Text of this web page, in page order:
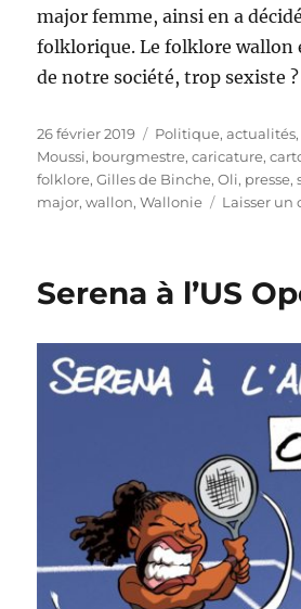
major femme, ainsi en a
folklorique. Le folklore wallon
de notre société, trop sexiste ?
Publié
le
26 février 2019 Catégories
Politique, actualités
Moussi, bourgmestre,caricature,
folklore,Gilles de Binche,Oli, presse,
major,wallon,Wallonie Laisser
Serena à l’US